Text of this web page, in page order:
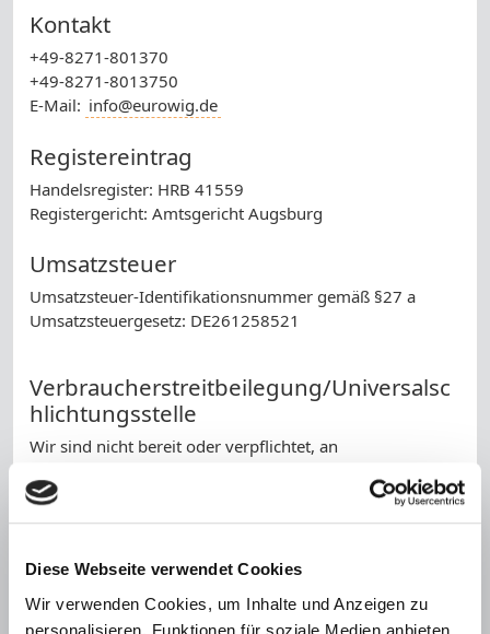
Diese Webseite verwendet Cookies
Wir verwenden Cookies, um Inhalte und Anzeigen zu
personalisieren, Funktionen für soziale Medien anbieten
Kontakt
+49-8271-801370
+49-8271-8013750
E-Mail: info@eurowig.de
Registereintrag
Handelsregister: HRB 41559
Registergericht: Amtsgericht Augsburg
Umsatzsteuer
Umsatzsteuer-Identifikationsnummer gemäß §27 a
Umsatzsteuergesetz: DE261258521
Verbraucherstreitbeilegung/Universalsc
hlichtungsstelle
Wir sind nicht bereit oder verpflichtet, an
Verbraucherschlichtungsstelle teilzunehmen.
Als Diensteanbieter sind wir gemäß § 7 Abs.1 TMG für
Gesetzen verantwortlich. Nach §§ 8 bis 10 TMG sind wir